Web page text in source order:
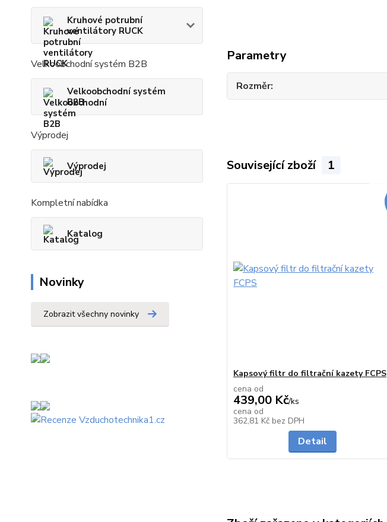
Kruhové potrubní
ventilátory RUCK
Velkoobchodní systém B2B
Velkoobchodní systém
B2B
Výprodej
Výprodej
Kompletní nabídka
Katalog
Novinky
Zobrazit všechny novinky
Parametry
Rozměr
Související zboží 1
Kapsový filtr do filtrační kazety FCPS
cena od
439,00 Kč/ks
cena od
362,81 Kč bez DPH
Detail